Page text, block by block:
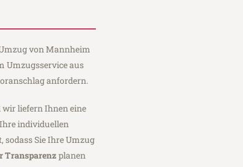
von Mannheim
Umzugsservice aus
anfordern.
wir liefern Ihnen eine
individuellen
Sie Ihre Umzug
Transparenz planen